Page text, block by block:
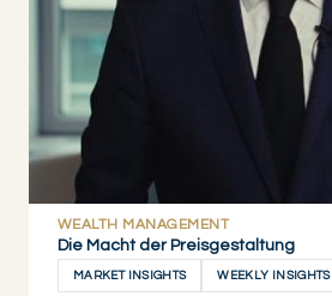
WEALTH MANAGEMENT
Die Macht der Preisgestaltung
MARKET INSIGHTS WEEKLY INSIGHTS